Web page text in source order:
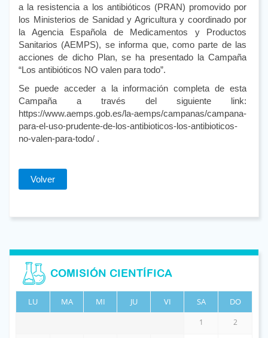
a la resistencia a los antibióticos (PRAN) promovido por
los Ministerios de Sanidad y Agricultura y coordinado por
la Agencia Española de Medicamentos y Productos
Sanitarios (AEMPS), se informa que, como parte de las
acciones de dicho Plan, se ha presentado la Campaña
“Los antibióticos NO valen para todo”.
Se puede acceder a la información completa de esta
Campaña a través del siguiente link:
https://www.aemps.gob.es/la-aemps/campanas/campana-
para-el-uso-prudente-de-los-antibioticos-los-antibioticos-
no-valen-para-todo/ .
Volver
COMISIÓN CIENTÍFICA